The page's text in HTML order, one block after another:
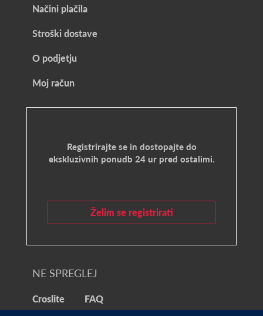
Načini plačila
Stroški dostave
O podjetju
Moj račun
Registrirajte se in dostopajte do
ekskluzivnih ponudb 24 ur pred ostalimi.
Želim se registrirati
NE SPREGLEJ
Croslite FAQ